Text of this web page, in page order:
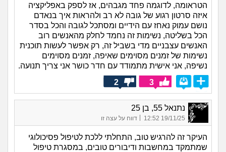
הטראומה, לדוגמה פחד מגבהים, אז לספק באפליקציה
איזה סרטון רגוע של גובה לא רב ולהראות איך בנאדם
נושם עמוק נאחז עם הידיים ומסתכל לגובה והכל בסדר
הכל בשליטה, נשימות זה נחמד לחלק מהאנשים רוב
האנשים עצבניים מדי בשביל זה, רק אפשר לעשות תוכנית
נשימות של זמנים מסוימים שאיפה, זמנים מסוימים
נשיפה, אני אישית מתמודד עם חדר כושר אני צריך תנועה.
3
2
נתנאל 55, בן 25
19/11/25 12:52
| דווח על עצה זו
העיקר זה להרגיש טוב, התחלתי ללכת לטיפול פסיכולוגי
שמתמקד במחשבות ודיבורים טובים, במסגרת טיפול